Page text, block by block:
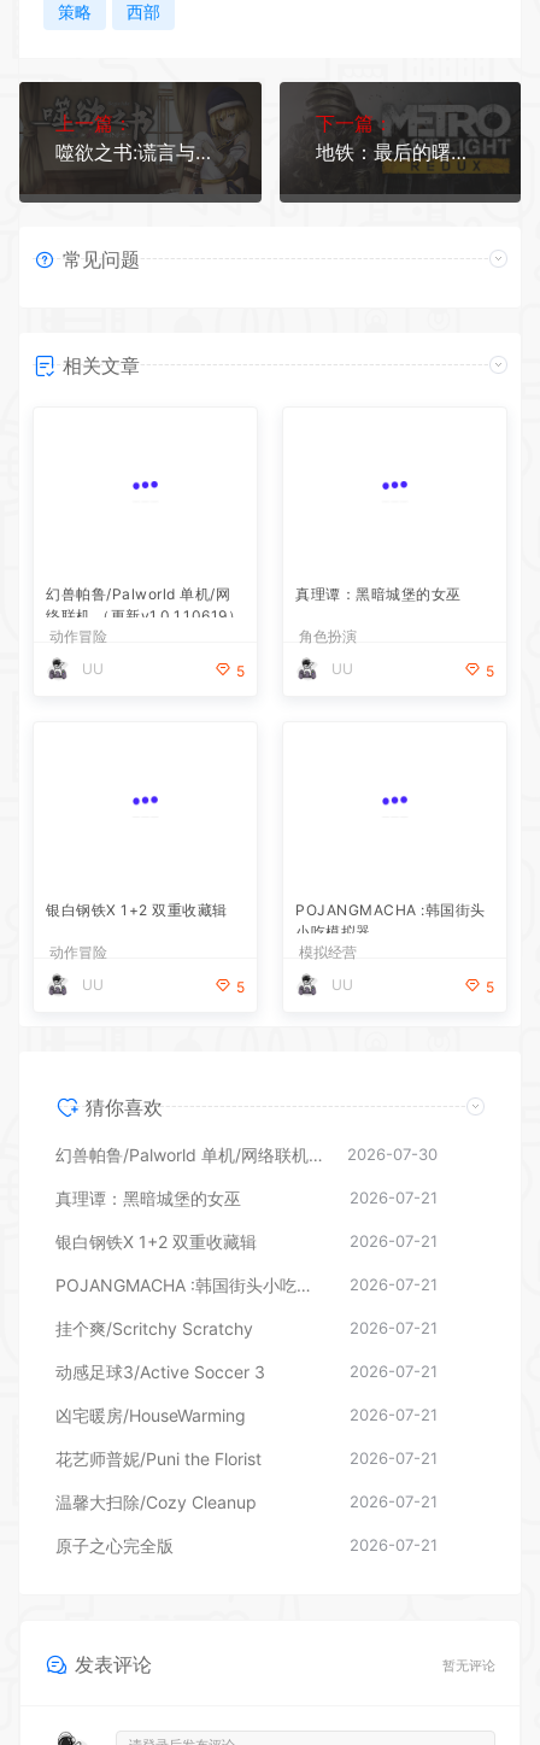
策略 西部
上一篇：
噬欲之书:谎言与复仇的抒情诗
下一篇：
地铁：最后的曙光重置版/Metro: Last Light Redux
常见问题
相关文章
幻兽帕鲁/Palworld 单机/网
络联机 （更新v1.0.1.10619）
动作冒险
UU
5
真理谭：黑暗城堡的女巫
角色扮演
UU
5
银白钢铁X 1+2 双重收藏辑
动作冒险
UU
5
POJANGMACHA :韩国街头
小吃模拟器
模拟经营
UU
5
猜你喜欢
幻兽帕鲁/Palworld 单机/网络联机 （更新v1.0.1.10619） 2026-07-30
真理谭：黑暗城堡的女巫 2026-07-21
银白钢铁X 1+2 双重收藏辑 2026-07-21
POJANGMACHA :韩国街头小吃模拟器 2026-07-21
挂个爽/Scritchy Scratchy 2026-07-21
动感足球3/Active Soccer 3 2026-07-21
凶宅暖房/HouseWarming 2026-07-21
花艺师普妮/Puni the Florist 2026-07-21
温馨大扫除/Cozy Cleanup 2026-07-21
原子之心完全版 2026-07-21
发表评论 暂无评论